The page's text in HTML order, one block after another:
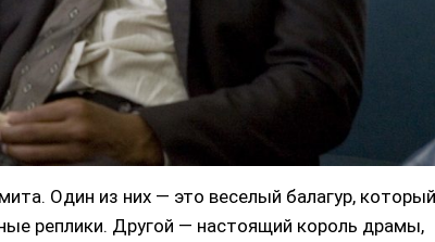
Один из них — это веселый балагур, который
реплики. Другой — настоящий король драмы,